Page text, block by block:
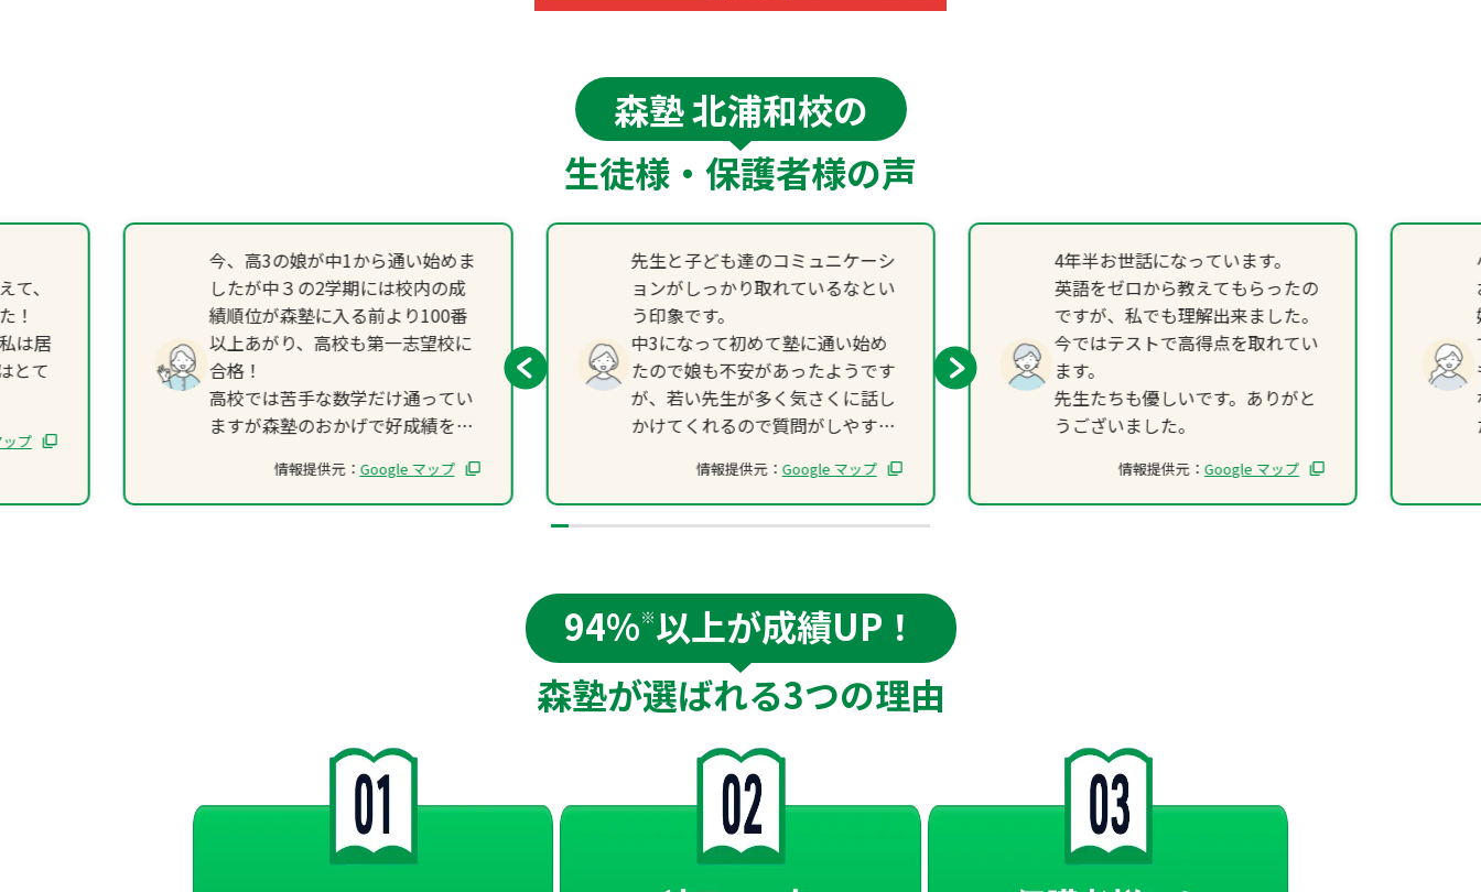
森塾 北浦和校の
生徒様・保護者様の声
、
！
は居
とて
プ
今、高3の娘が中1から通い始めま
したが中３の2学期には校内の成
績順位が森塾に入る前より100番
以上あがり、高校も第一志望校に
合格！
高校では苦手な数学だけ通ってい
ますが森塾のおかげで好成績をと
やはり個別に教えてもらえるとこ
ろと選択教科以外の教科もテスト
情報提供元： Google マップ
先生と子ども達のコミュニケーシ
ョンがしっかり取れているなとい
う印象です。
中3になって初めて塾に通い始め
たので娘も不安があったようです
が、若い先生が多く気さくに話し
かけてくれるので質問がしやすい
成績の方も入ってから2ヶ月ちょ
っとの定期テストで苦手な数学が
ぐーんとアップしました。
るので、本人もやる気になり主体
的に学習するようになっていま
す。
また娘や親が不安に思っている点
をしっかり理解してくれ、優しく
ところもありがたいです。
信頼できる先生とのご縁に感謝し
ています。
情報提供元： Google マップ
4年半お世話になっています。
英語をゼロから教えてもらったの
ですが、私でも理解出来ました。
今ではテストで高得点を取れてい
ます。
先生たちも優しいです。ありがと
うございました。
情報提供元： Google マップ
94%※以上が成績UP！
森塾が選ばれる3つの理由